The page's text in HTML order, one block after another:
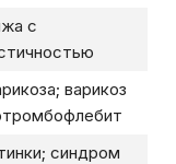
с
варикоз
синдром